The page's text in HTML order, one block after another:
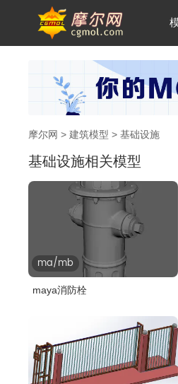
摩尔网 > 建筑模型 > 基础设施
基础设施相关模型
ma/mb
maya消防栓